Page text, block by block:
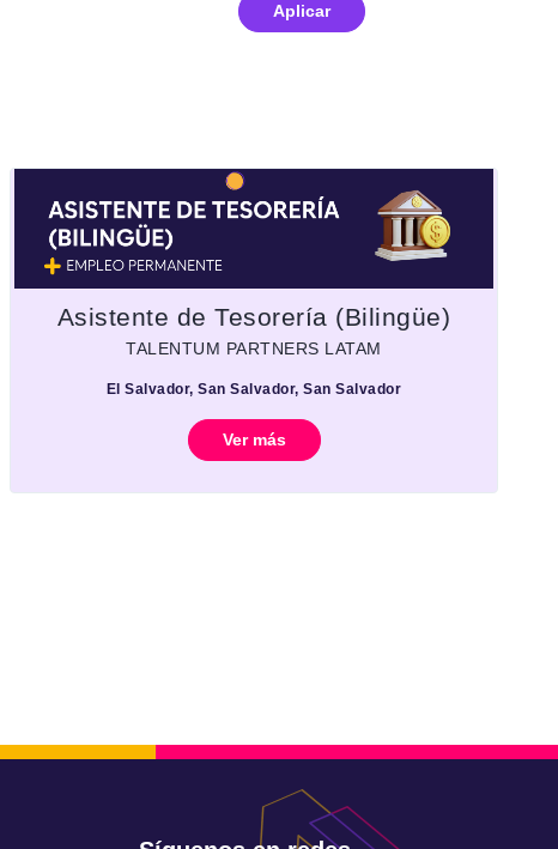
Aplicar
Asistente de Tesorería (Bilingüe)
TALENTUM PARTNERS LATAM
El Salvador, San Salvador, San Salvador
Ver más